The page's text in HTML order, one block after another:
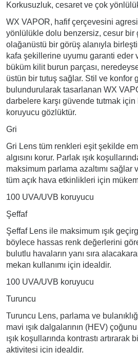
Korkusuzluk, cesaret ve çok
WX VAPOR, hafif çerçevesini
yönlülükle dolu benzersiz, cesur bir
olağanüstü bir görüş alanıyla
kafa şekillerine uyumu garanti eder
büküm kilit burun parçası,
üstün bir tutuş sağlar. Stil ve konfor
bulundurularak tasarlanan WX
darbelere karşı güvende tutmak
koruyucu gözlüktür.
Gri
Gri Lens tüm renkleri eşit şekilde
algısını korur. Parlak ışık
maksimum parlama azaltımı sağlar
tüm açık hava etkinlikleri için
100 UVA/UVB koruyucu
Şeffaf
Şeffaf Lens ile maksimum ışık
böylece hassas renk değerlerini
bulutlu havaların yanı sıra
mekan kullanımı için idealdir.
100 UVA/UVB koruyucu
Turuncu
Turuncu Lens, parlama ve
mavi ışık dalgalarının (HEV)
ışık koşullarında kontrastı artırarak
aktivitesi için idealdir.